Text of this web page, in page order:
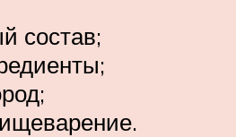
состав;